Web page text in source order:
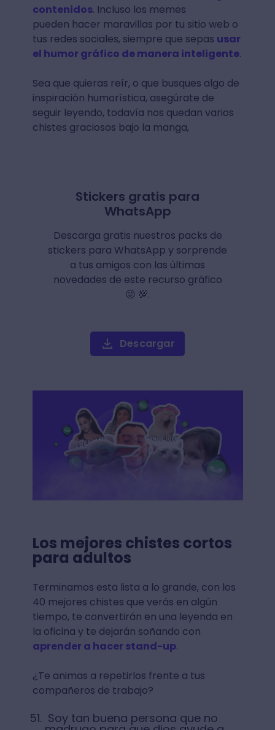
contenidos. Incluso los memes
pueden hacer maravillas por tu sitio web o
tus redes sociales, siempre que sepas usar
el humor gráfico de manera inteligente.
Sea que quieras reír, o que busques algo de
inspiración humorística, asegúrate de
seguir leyendo, todavía nos quedan varios
chistes graciosos bajo la manga,
Stickers gratis para
WhatsApp
Descarga gratis nuestros packs de
stickers para WhatsApp y sorprende
a tus amigos con las últimas
novedades de este recurso gráfico
😜 💯.
Descargar
Los mejores chistes cortos
para adultos
Terminamos esta lista a lo grande, con los
40 mejores chistes que verás en algún
tiempo, te convertirán en una leyenda en
la oficina y te dejarán soñando con
aprender a hacer stand-up.
¿Te animas a repetirlos frente a tus
compañeros de trabajo?
Soy tan buena persona que no